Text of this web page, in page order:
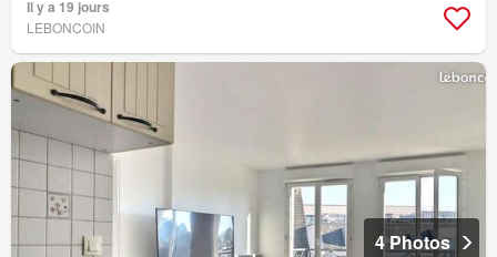
Il y a 19 jours
LEBONCOIN
4 Photos